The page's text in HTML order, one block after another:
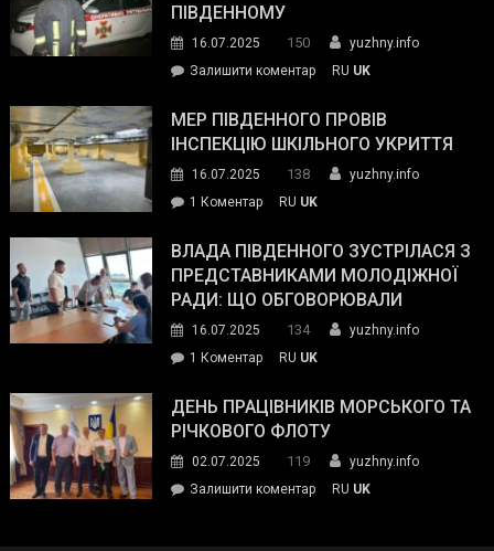
силових
та
органів:
«Наш
спільний
окупанти.
Маємо
діяти
команда
ПІВДЕННОМУ
16.07.2025 150
yuzhny.info
Залишити коментарon
ДСНС
власноруч
пожежу
у
RU UK
МЕР ПІВДЕННОГО ПРОВІВ
ІНСПЕКЦІЮ ШКІЛЬНОГО УКРИТТЯ
16.07.2025 138
yuzhny.info
1 Коментардо
Південного
провів
інспекцію
укриття
RU UK
ВЛАДА ПІВДЕННОГО ЗУСТРІЛАСЯ З
ПРЕДСТАВНИКАМИ МОЛОДІЖНОЇ
РАДИ: ЩО ОБГОВОРЮВАЛИ
16.07.2025 134
yuzhny.info
1 Коментардо
Південного
зустрілася
представниками
молодіжної
RU UK
ДЕНЬ ПРАЦІВНИКІВ МОРСЬКОГО ТА
РІЧКОВОГО ФЛОТУ
02.07.2025 119
yuzhny.info
Залишити коментарon
RU UK